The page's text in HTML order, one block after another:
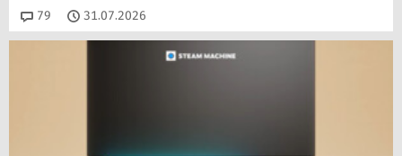
79 Kommentare
31.07.2026